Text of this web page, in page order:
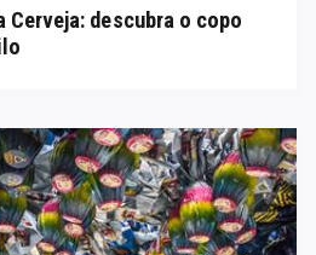
Cerveja: descubra o copo